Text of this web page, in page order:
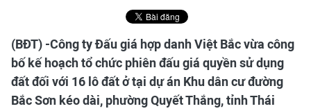
(BĐT) -Công ty Đấu giá hợp danh Việt Bắc vừa công
bố kế hoạch tổ chức phiên đấu giá quyền sử dụng
đất đối với 16 lô đất ở tại dự án Khu dân cư đường
Bắc Sơn kéo dài, phường Quyết Thắng, tỉnh Thái